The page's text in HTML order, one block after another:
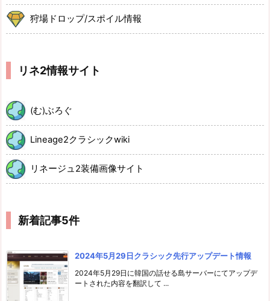
狩場ドロップ/スポイル情報
リネ2情報サイト
(む)ぶろぐ
Lineage2クラシックwiki
リネージュ2装備画像サイト
新着記事5件
2024年5月29日クラシック先行アップデート情報
2024年5月29日に韓国の話せる島サーバーにてアップデ
ートされた内容を翻訳して ...